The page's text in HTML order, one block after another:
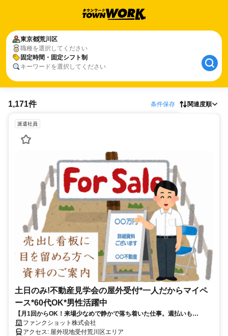
東京都荒川区
職種を選択してください
固定時間・固定シフト制
キーワードを選択してください
1,171件 条件保存 関連度順
派遣社員
土日のみ!不動産見学会の屋外受付*一人だからマイペ
ース*60代OK*男性活躍中
【月1回からOK！来場少なめで静かで落ち着いた仕事。週払いも
OK！】
ファンクショット株式会社
アクセス: 屋外現地受付荒川区エリア